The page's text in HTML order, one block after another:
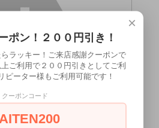
首用アクセ）は18歳未満の
×
ポン！２００円引き！
ラッキー！ご来店感謝クーポンで
ご利用で２００円引きとしてご利
ピーター様もご利用可能です！
クーポンコード